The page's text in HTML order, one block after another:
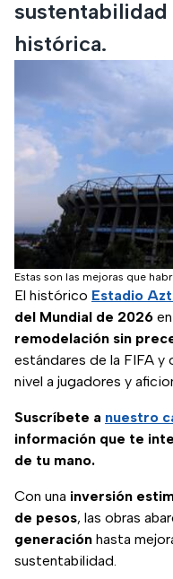
histórica.
Estas son las mejoras que
El histórico Estadio
del Mundial de 2026
remodelación sin
estándares de la FIFA y
nivel a jugadores y
Suscríbete a nuestro
información que te
de tu mano.
Con una inversión
de pesos, las obras
generación hasta
sustentabilidad.